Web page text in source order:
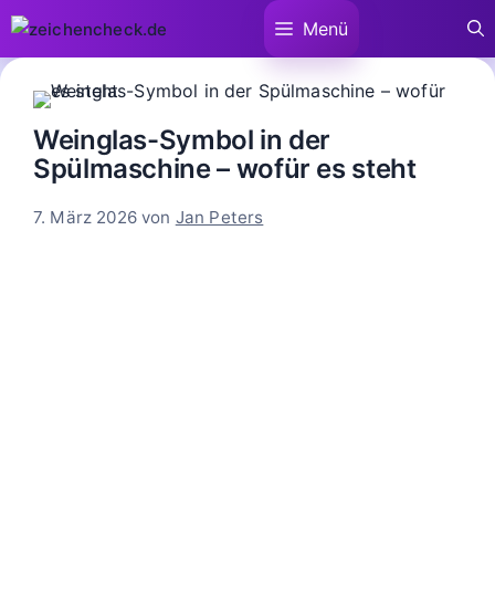
Zum
springen
Menü
Weinglas-Symbol in der
Spülmaschine – wofür es steht
7. März 2026 von Jan Peters